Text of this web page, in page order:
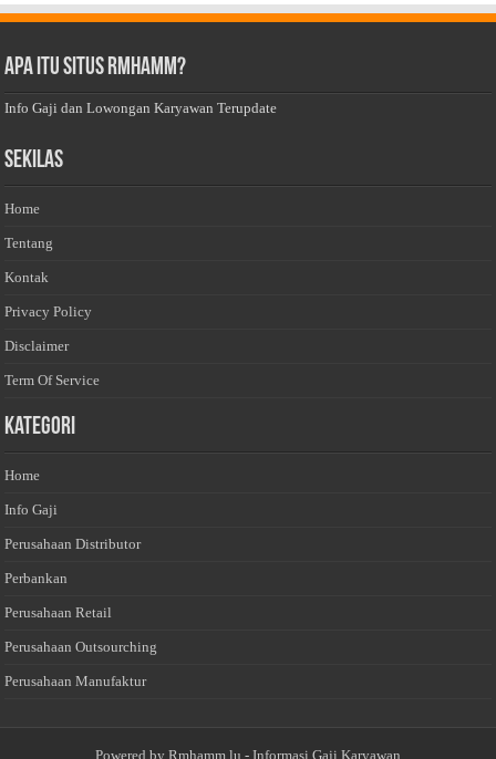
Apa Itu Situs Rmhamm?
Info Gaji dan Lowongan Karyawan Terupdate
Sekilas
Home
Tentang
Kontak
Privacy Policy
Disclaimer
Term Of Service
Kategori
Home
Info Gaji
Perusahaan Distributor
Perbankan
Perusahaan Retail
Perusahaan Outsourching
Perusahaan Manufaktur
Powered by Rmhamm.lu - Informasi Gaji Karyawan